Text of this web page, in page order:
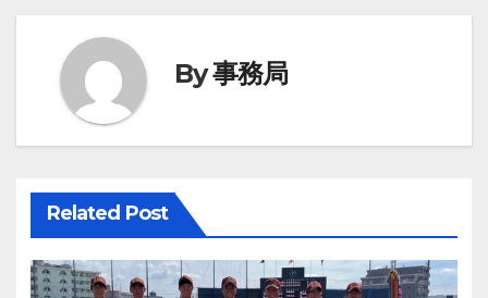
ビ
ゲ
ー
ョ
ン
By事務局
Related Post